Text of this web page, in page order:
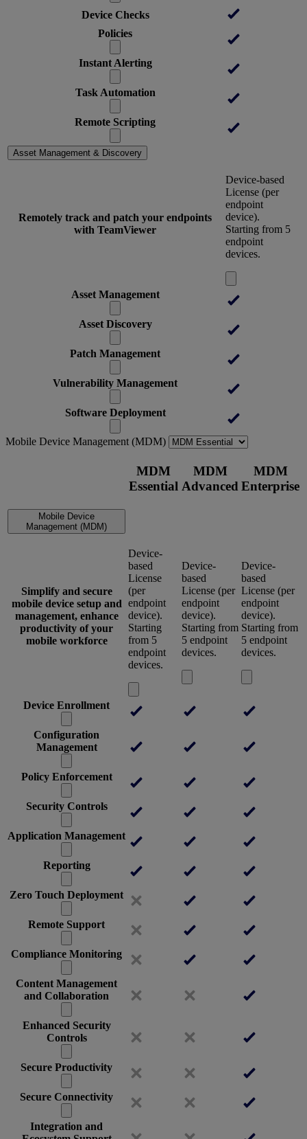
Device Checks
Policies
Instant Alerting
Task Automation
Remote Scripting
Asset Management & Discovery
Remotely track and patch your endpoints
with TeamViewer
Device-based
License (per
endpoint
device).
Starting from 5
endpoint
devices.
Asset Management
Asset Discovery
Patch Management
Vulnerability Management
Software Deployment
Mobile Device Management (MDM)
MDM
Essential
MDM
Advanced
MDM
Enterprise
Mobile Device
Management (MDM)
Simplify and secure
mobile device setup and
management, enhance
productivity of your
mobile workforce
Device-
based
License
(per
endpoint
device).
Starting
from 5
endpoint
devices.
Device-
based
License (per
endpoint
device).
Starting from
5 endpoint
devices.
Device-
based
License (per
endpoint
device).
Starting from
5 endpoint
devices.
Device Enrollment
Configuration
Management
Policy Enforcement
Security Controls
Application Management
Reporting
Zero Touch Deployment
Remote Support
Compliance Monitoring
Content Management
and Collaboration
Enhanced Security
Controls
Secure Productivity
Secure Connectivity
Integration and